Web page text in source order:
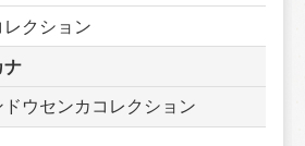
クション
ナ
ウセンカコレクション